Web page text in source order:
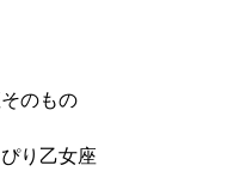
のもの
り乙女座